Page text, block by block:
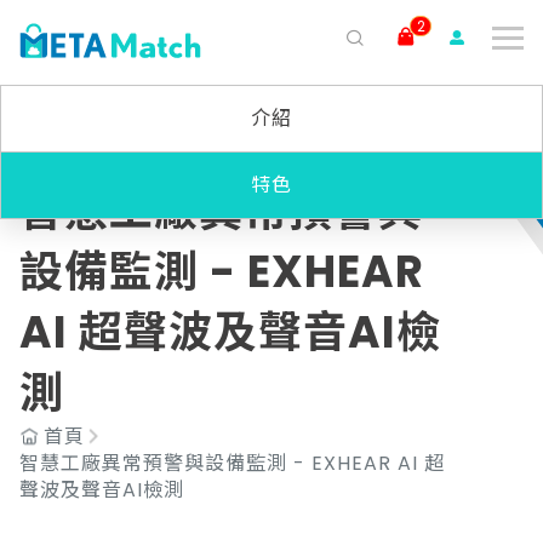
claude
2
介紹
特色
智慧工廠異常預警與
設備監測 - EXHEAR
AI 超聲波及聲音AI檢
測
首頁
智慧工廠異常預警與設備監測 - EXHEAR AI 超
聲波及聲音AI檢測